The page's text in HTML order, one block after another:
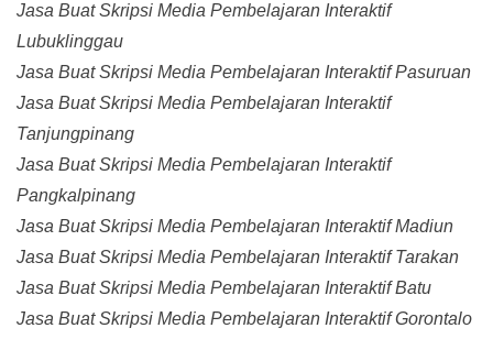
Jasa Buat Skripsi Media Pembelajaran Interaktif
Lubuklinggau
Jasa Buat Skripsi Media Pembelajaran Interaktif Pasuruan
Jasa Buat Skripsi Media Pembelajaran Interaktif
Tanjungpinang
Jasa Buat Skripsi Media Pembelajaran Interaktif
Pangkalpinang
Jasa Buat Skripsi Media Pembelajaran Interaktif Madiun
Jasa Buat Skripsi Media Pembelajaran Interaktif Tarakan
Jasa Buat Skripsi Media Pembelajaran Interaktif Batu
Jasa Buat Skripsi Media Pembelajaran Interaktif Gorontalo